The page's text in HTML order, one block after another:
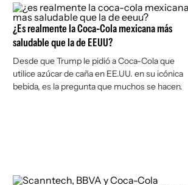
¿Es realmente la Coca-Cola mexicana más
saludable que la de EEUU?
Desde que Trump le pidió a Coca-Cola que
utilice azúcar de caña en EE.UU. en su icónica
bebida, es la pregunta que muchos se hacen.